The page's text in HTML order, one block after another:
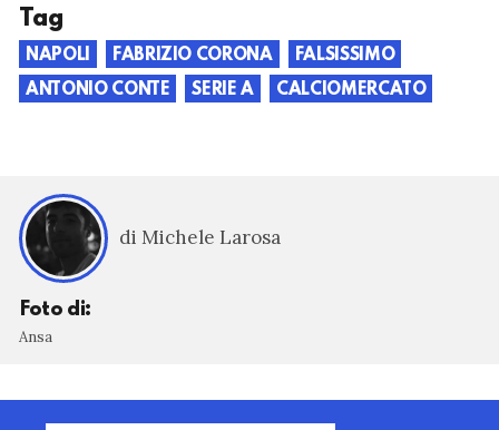
Tag
NAPOLI FABRIZIO CORONA
FALSISSIMO
ANTONIO CONTE
SERIE A CALCIOMERCATO
di Michele Larosa
Foto di:
Ansa